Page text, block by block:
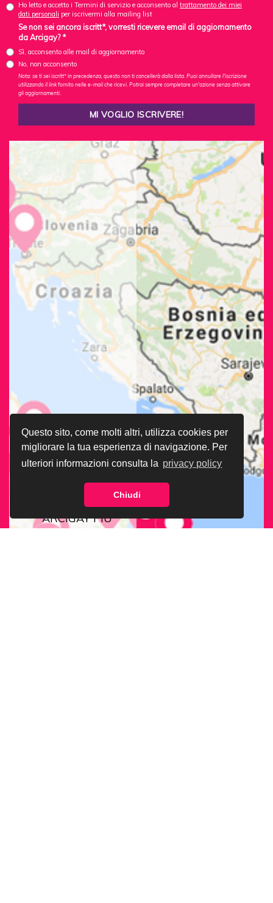
Questo sito, come molti altri, utilizza cookies per
migliorare la tua esperienza di navigazione. Per
ulteriori informazioni consulta la privacy policy
Chiudi
Ho letto e accetto i Termini di servizio e acconsento al trattamento dei miei
dati personali per iscrivermi alla mailing list
Se non sei ancora iscritt*, vorresti ricevere email di aggiornamento
da Arcigay? *
Sì, acconsento alle mail di aggiornamento
No, non acconsento
Nota: se ti sei iscritt* in precedenza, questo non ti cancellerà dalla lista. Puoi annullare l'iscrizione
utilizzando il link fornito nelle e-mail che ricevi. Potrai sempre completare un'azione senza attivare
gli aggiornamenti.
CERCA LA SEDE
ARCIGAY PIÙ